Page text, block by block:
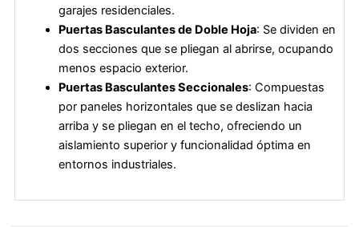
garajes residenciales.
Puertas Basculantes de Doble Hoja: Se dividen en
dos secciones que se pliegan al abrirse, ocupando
menos espacio exterior.
Puertas Basculantes Seccionales: Compuestas
por paneles horizontales que se deslizan hacia
arriba y se pliegan en el techo, ofreciendo un
aislamiento superior y funcionalidad óptima en
entornos industriales.